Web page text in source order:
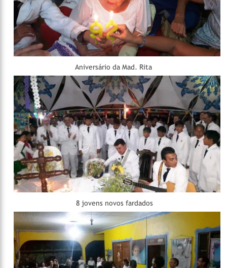
Aniversário da Mad. Rita
8 jovens novos fardados